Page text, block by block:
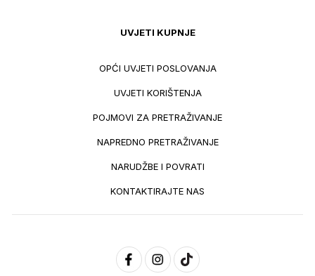
UVJETI KUPNJE
OPĆI UVJETI POSLOVANJA
UVJETI KORIŠTENJA
POJMOVI ZA PRETRAŽIVANJE
NAPREDNO PRETRAŽIVANJE
NARUDŽBE I POVRATI
KONTAKTIRAJTE NAS